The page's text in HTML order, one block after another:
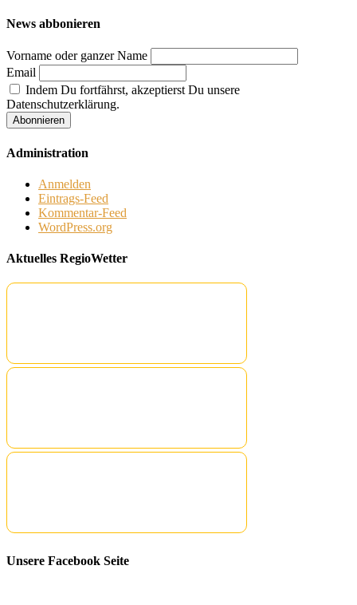
News abbonieren
Vorname oder ganzer Name
Email
Indem Du fortfährst, akzeptierst Du unsere
Datenschutzerklärung.
Administration
Anmelden
Eintrags-Feed
Kommentar-Feed
WordPress.org
Aktuelles RegioWetter
Unsere Facebook Seite